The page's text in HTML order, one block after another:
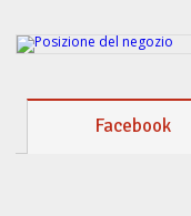
Facebook